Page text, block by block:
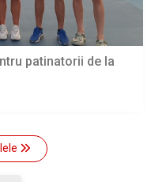
patinatorii de la